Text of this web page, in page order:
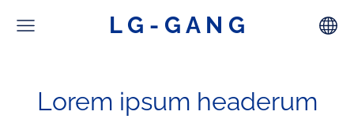
L G - G A N G
Lorem ipsum headerum